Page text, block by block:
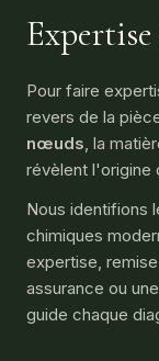
Pour faire
revers de la
nœuds, la
révèlent l'origine
Nous identifions
chimiques
expertise, remise
assurance ou
guide chaque